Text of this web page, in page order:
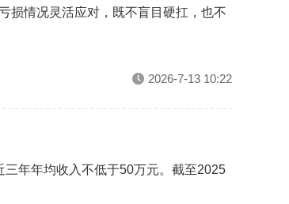
损情况灵活应对，既不盲目硬扛，也不
2026-7-13 10:22
年年均收入不低于50万元。截至2025